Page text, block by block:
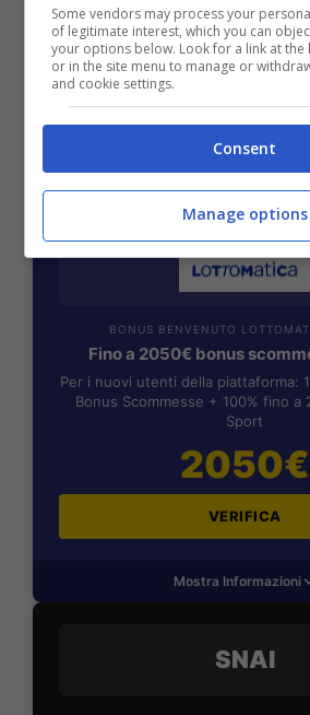
Per i nuovi registrati: 100% fino a
Scommesse + 50% del primo
2050€
VERIFICA
Mostra Informazioni
BONUS BENVENUTO
Fino a 2050€ bonus
Per i nuovi utenti della piattaforma:
Bonus Scommesse + 100% fino a
Sport
2050€
VERIFICA
Mostra Informazioni
SNAI
Some vendors may process your
of legitimate interest, which you can
your options below. Look for a link at
or in the site menu to manage or
and cookie settings.
Consent
Manage options